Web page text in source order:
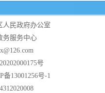
人民政府办公室
务服务中心
号
备13001256号-1